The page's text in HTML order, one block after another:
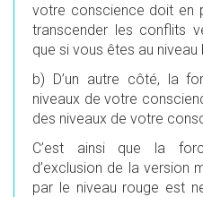
votre conscience doit en
transcender les conflits
que si vous êtes au
b) D’un autre côté, la
niveaux de votre
des niveaux de votre
C’est ainsi que la
d’exclusion de la version
par le niveau rouge est